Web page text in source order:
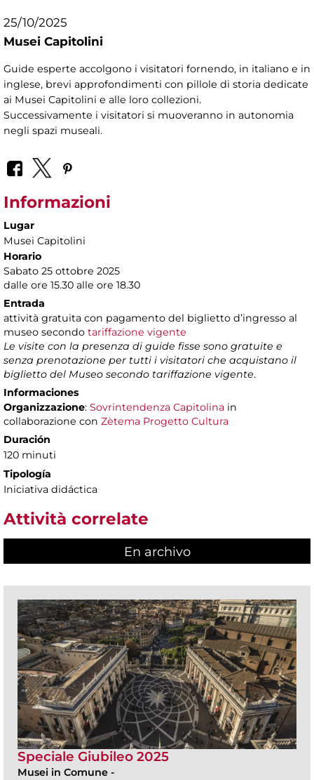
25/10/2025
Musei Capitolini
Guide esperte accolgono i visitatori fornendo, in italiano e in
inglese, brevi approfondimenti con pillole di storia dedicate
ai Musei Capitolini e alle loro collezioni.
Successivamente i visitatori si muoveranno in autonomia
negli spazi museali.
Informazioni
Lugar
Musei Capitolini
Horario
Sabato 25 ottobre 2025
dalle ore 15.30 alle ore 18.30
Entrada
attività gratuita con pagamento del biglietto d’ingresso al
museo secondo tariffazione vigente
Le visite con la presenza di guide fisse sono gratuite e
senza prenotazione per tutti i visitatori che acquistano il
biglietto del Museo secondo tariffazione vigente.
Informaciones
Organizzazione: Sovrintendenza Capitolina in
collaborazione con Zètema Progetto Cultura
Duración
120 minuti
Tipología
Iniciativa didáctica
Attività correlate
En archivo
Speciale Giubileo 2025
Musei in Comune -